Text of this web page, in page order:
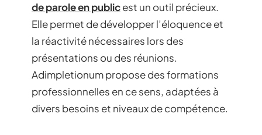
de parole en publicest un outil précieux.
Elle permet de développer l’éloquence et
la réactivité nécessaires lors des
présentations ou des réunions.
Adimpletionum propose des formations
professionnelles en ce sens, adaptées à
divers besoins et niveaux de compétence.